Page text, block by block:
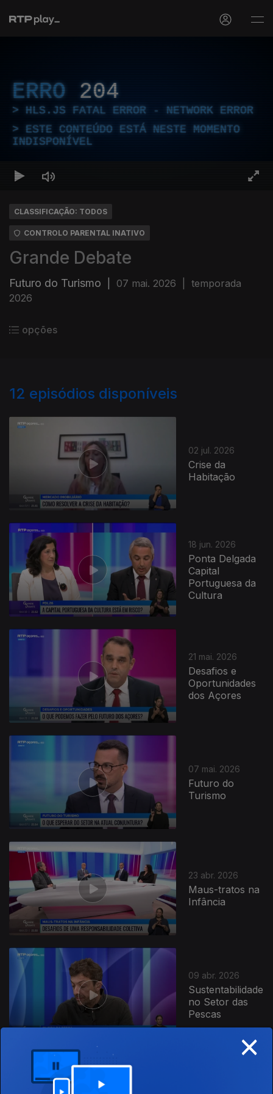
ERRO 204
HLS.JS FATAL ERROR - NETWORK ERROR
ESTE CONTEÚDO ESTÁ NESTE MOMENTO
INDISPONÍVEL
CLASSIFICAÇÃO: TODOS
CONTROLO PARENTAL INATIVO
Grande Debate
Futuro do Turismo 07 mai. 2026
temporada
2026
opções
12 episódios disponíveis
02 jul. 2026
Crise da
Habitação
18 jun. 2026
Ponta Delgada
Capital
Portuguesa da
Cultura
21 mai. 2026
Desafios e
Oportunidades
dos Açores
07 mai. 2026
Futuro do
Turismo
23 abr. 2026
Maus-tratos na
Infância
09 abr. 2026
Sustentabilidade
no Setor das
Pescas
×